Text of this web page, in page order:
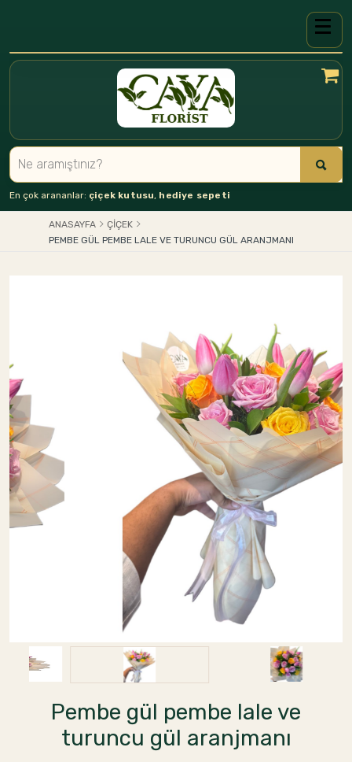
En çok arananlar: çiçek kutusu, hediye sepeti
ANASAYFA
ÇIÇEK
PEMBE GÜL PEMBE LALE VE TURUNCU GÜL ARANJMANI
Pembe gül pembe lale ve
turuncu gül aranjmanı